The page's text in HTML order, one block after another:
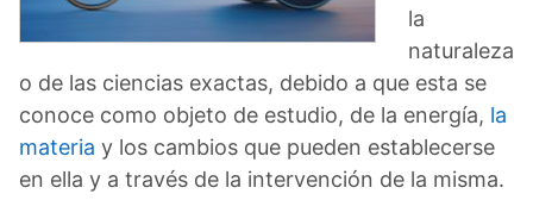
la
naturaleza
o de las ciencias exactas, debido a que esta se
conoce como objeto de estudio, de la energía, la
materia y los cambios que pueden establecerse
en ella y a través de la intervención de la misma.